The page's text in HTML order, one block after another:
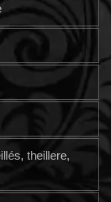
theillere,